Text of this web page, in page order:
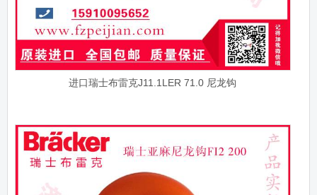
进口瑞士布雷克J11.1LER 71.0 尼龙钩